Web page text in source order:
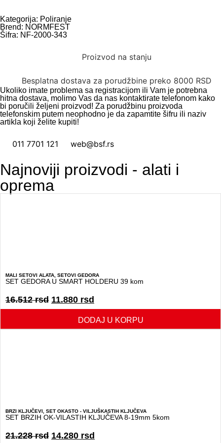
Kategorija: Poliranje
Brend: NORMFEST
Šifra: NF-2000-343
Proizvod na stanju
Besplatna dostava za porudžbine preko 8000 RSD
Ukoliko imate problema sa registracijom ili Vam je potrebna
hitna dostava, molimo Vas da nas kontaktirate telefonom kako
bi poručili željeni proizvod! Za porudžbinu proizvoda
telefonskim putem neophodno je da zapamtite šifru ili naziv
artikla koji želite kupiti!
011 7701 121 web@bsf.rs
Najnoviji proizvodi - alati i
oprema
MALI SETOVI ALATA SETOVI GEDORA
SET GEDORA U SMART HOLDERU 39 kom
16.512rsd 11.880 rsd
DODAJ U KORPU
BRZI KLJUČEVI SET OKASTO - VILJUŠKASTIH KLJUČEVA
SET BRZIH OK-VILASTIH KLJUČEVA 8-19mm 5kom
21.228rsd 14.280 rsd